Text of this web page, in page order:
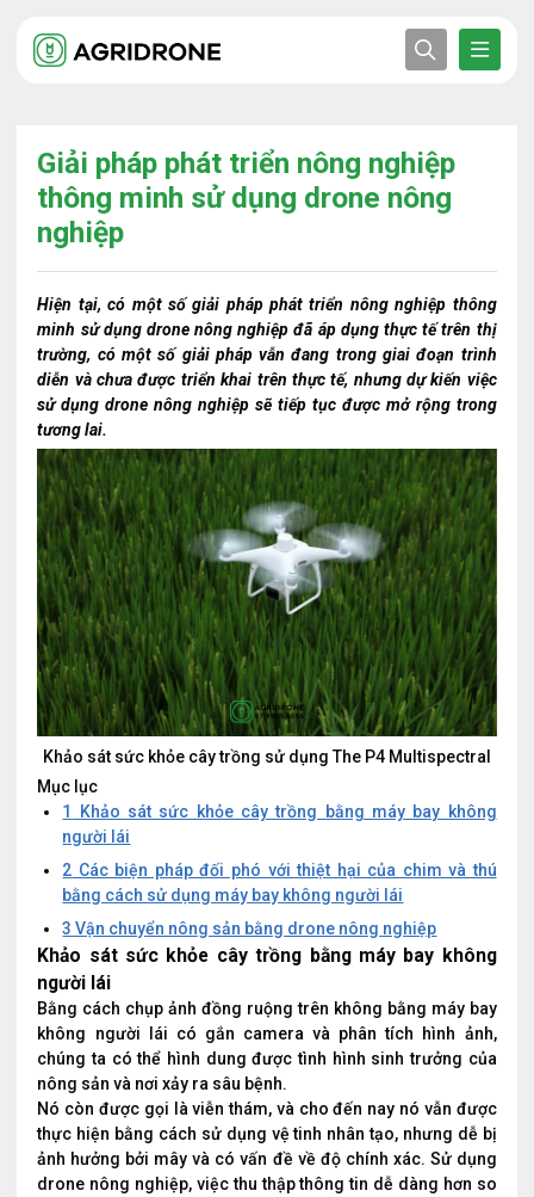
Giải pháp phát triển nông nghiệp
thông minh sử dụng drone nông
nghiệp
Hiện tại, có một số giải pháp phát triển nông nghiệp thông
minh sử dụng drone nông nghiệp đã áp dụng thực tế trên thị
trường, có một số giải pháp vẫn đang trong giai đoạn trình
diễn và chưa được triển khai trên thực tế, nhưng dự kiến ​​việc
sử dụng drone nông nghiệp sẽ tiếp tục được mở rộng trong
tương lai.
Khảo sát sức khỏe cây trồng sử dụng The P4 Multispectral
Mục lục
1
Khảo sát sức khỏe cây trồng bằng máy bay không
người lái
2 Các biện pháp đối phó với thiệt hại của chim và thú
bằng cách sử dụng máy bay không người lái
3 Vận chuyển nông sản bằng drone nông nghiệp
Khảo sát sức khỏe cây trồng bằng máy bay không
người lái
Bằng cách chụp ảnh đồng ruộng trên không bằng máy bay
không người lái có gắn camera và phân tích hình ảnh,
chúng ta có thể hình dung được tình hình sinh trưởng của
nông sản và nơi xảy ra sâu bệnh.
Nó còn được gọi là viễn thám, và cho đến nay nó vẫn được
thực hiện bằng cách sử dụng vệ tinh nhân tạo, nhưng dễ bị
ảnh hưởng bởi mây và có vấn đề về độ chính xác. Sử dụng
drone nông nghiệp, việc thu thập thông tin dễ dàng hơn so